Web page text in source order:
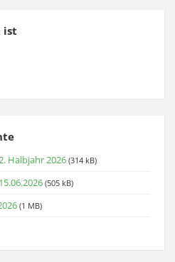
ist
Halbjahr 2026 (314 kB)
(505 kB)
(1 MB)